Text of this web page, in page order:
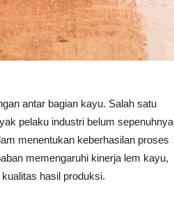
antar bagian kayu. Salah satu
pelaku industri belum sepenuhnya
menentukan keberhasilan proses
memengaruhi kinerja lem kayu,
hasil produksi.